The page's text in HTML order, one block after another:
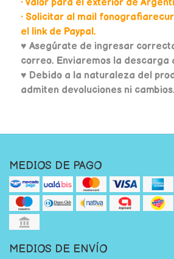
• Valor para el exterior de
• Solicitar al mail
el link de Paypal.
♥ Asegúrate de ingresar
correo. Enviaremos la descarga
♥ Debido a la naturaleza del
admiten devoluciones ni cambios.
MEDIOS DE PAGO
MEDIOS DE ENVÍO